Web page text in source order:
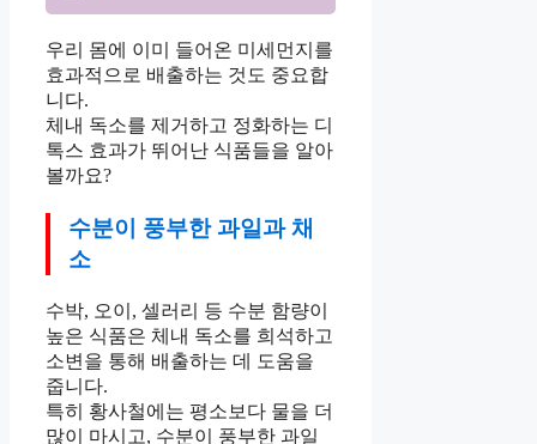
우리 몸에 이미 들어온 미세먼지를
효과적으로 배출하는 것도 중요합
니다.
체내 독소를 제거하고 정화하는 디
톡스 효과가 뛰어난 식품들을 알아
볼까요?
수분이 풍부한 과일과 채
소
수박, 오이, 셀러리 등 수분 함량이
높은 식품은 체내 독소를 희석하고
소변을 통해 배출하는 데 도움을
줍니다.
특히 황사철에는 평소보다 물을 더
많이 마시고, 수분이 풍부한 과일